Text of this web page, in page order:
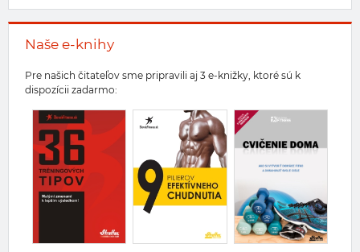
Naše e-knihy
Pre našich čitateľov sme pripravili aj 3 e-knižky, ktoré sú k
dispozícii zadarmo: